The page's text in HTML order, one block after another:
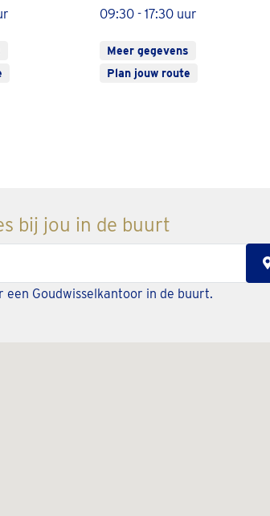
09:30 - 17:30 uur
Meer gegevens
Plan jouw route
bij jou in de buurt
een Goudwisselkantoor in de buurt.